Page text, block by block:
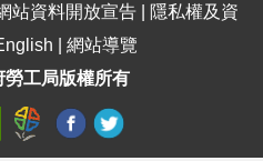
站資料開放宣告
隱私權及資
網站導覽
工局版權所有